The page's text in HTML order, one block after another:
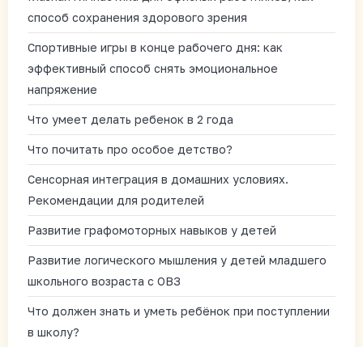
способ сохранения здорового зрения
Спортивные игры в конце рабочего дня: как
эффективный способ снять эмоциональное
напряжение
Что умеет делать ребенок в 2 года
Что почитать про особое детство?
Сенсорная интеграция в домашних условиях.
Рекомендации для родителей
Развитие графомоторных навыков у детей
Развитие логического мышления у детей младшего
школьного возраста с ОВЗ
Что должен знать и уметь ребёнок при поступлении
в школу?